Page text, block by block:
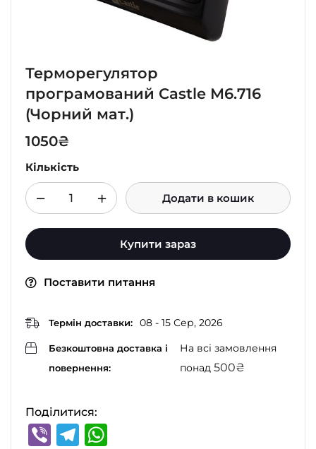
Терморегулятор
програмований Castle M6.716
(Чорний мат.)
1050₴
Кількість
Додати в кошик
Купити зараз
Поставити питання
Термін доставки: 08 - 15 Сер, 2026
Безкоштовна доставка і
повернення:
На всі замовлення
понад 500₴
Поділитися:
ViberTelegram